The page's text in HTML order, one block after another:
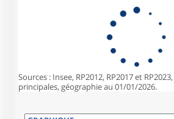
Sources : Insee, RP2012, RP2017 et
principales, géographie au 01/01/2026.